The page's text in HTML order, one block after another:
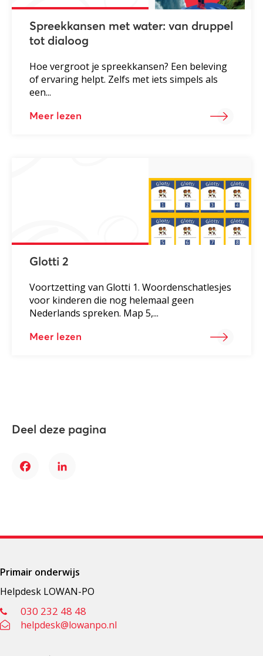
Spreekkansen met water: van druppel
tot dialoog
Hoe vergroot je spreekkansen? Een beleving
of ervaring helpt. Zelfs met iets simpels als
een...
Meer lezen
Glotti 2
Voortzetting van Glotti 1. Woordenschatlesjes
voor kinderen die nog helemaal geen
Nederlands spreken. Map 5,...
Meer lezen
Deel deze pagina
FacebookLinkedIn
Primair onderwijs
Helpdesk LOWAN-PO
030 232 48 48
helpdesk@lowanpo.nl